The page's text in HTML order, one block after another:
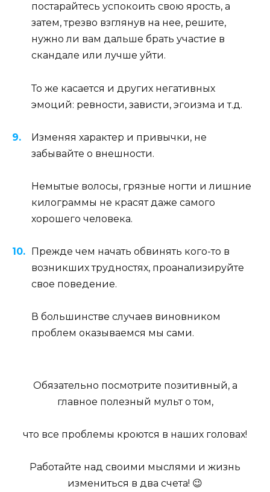
постарайтесь успокоить свою ярость, а
затем, трезво взглянув на нее, решите,
нужно ли вам дальше брать участие в
скандале или лучше уйти.
То же касается и других негативных
эмоций: ревности, зависти, эгоизма и т.д.
Изменяя характер и привычки, не
забывайте о внешности.
Немытые волосы, грязные ногти и лишние
килограммы не красят даже самого
хорошего человека.
Прежде чем начать обвинять кого-то в
возникших трудностях, проанализируйте
свое поведение.
В большинстве случаев виновником
проблем оказываемся мы сами.
Обязательно посмотрите позитивный, а
главное полезный мульт о том,
что все проблемы кроются в наших головах!
Работайте над своими мыслями и жизнь
измениться в два счета! 😉